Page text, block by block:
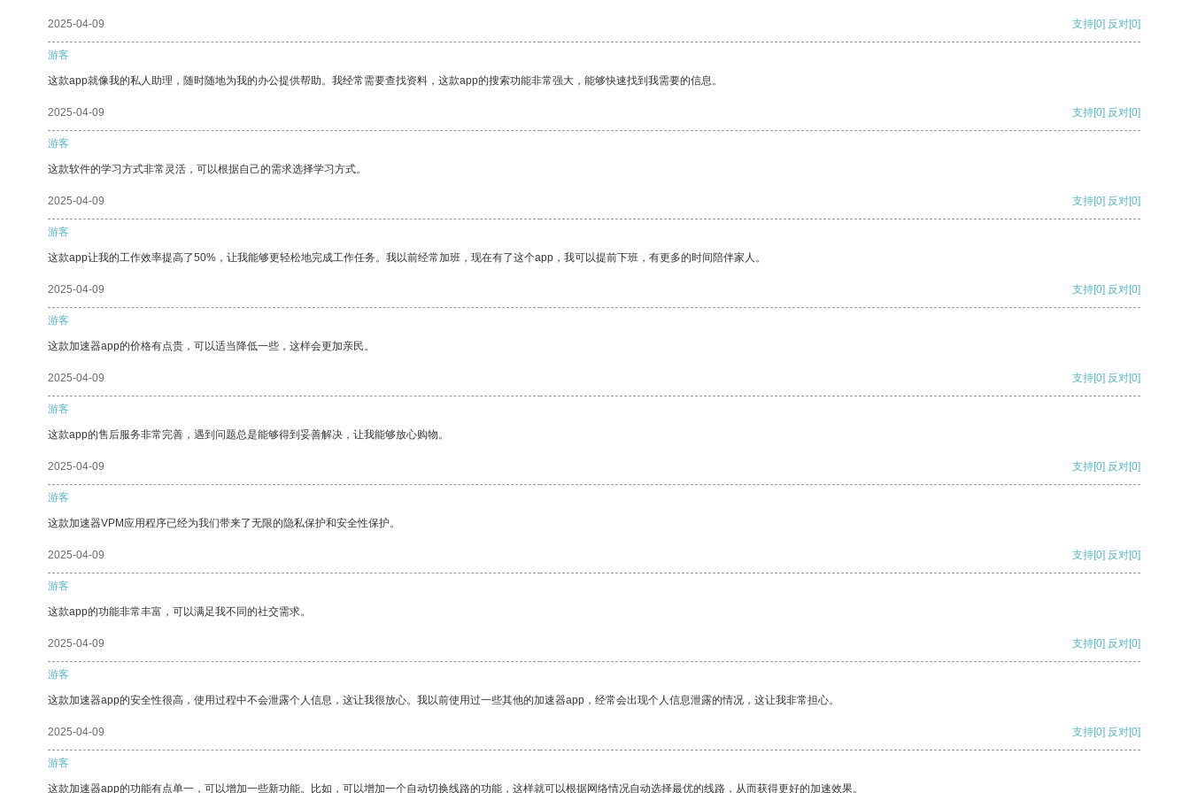
2025-04-09 支持[0] 反对[0]
游客
这款app就像我的私人助理，随时随地为我的办公提供帮助。我经常需要查找资料，这款app的搜索功能非常强大，能够快速找到我需要的信息。
2025-04-09 支持[0] 反对[0]
游客
这款软件的学习方式非常灵活，可以根据自己的需求选择学习方式。
2025-04-09 支持[0] 反对[0]
游客
这款app让我的工作效率提高了50%，让我能够更轻松地完成工作任务。我以前经常加班，现在有了这个app，我可以提前下班，有更多的时间陪伴家人。
2025-04-09 支持[0] 反对[0]
游客
这款加速器app的价格有点贵，可以适当降低一些，这样会更加亲民。
2025-04-09 支持[0] 反对[0]
游客
这款app的售后服务非常完善，遇到问题总是能够得到妥善解决，让我能够放心购物。
2025-04-09 支持[0] 反对[0]
游客
这款加速器VPM应用程序已经为我们带来了无限的隐私保护和安全性保护。
2025-04-09 支持[0] 反对[0]
游客
这款app的功能非常丰富，可以满足我不同的社交需求。
2025-04-09 支持[0] 反对[0]
游客
这款加速器app的安全性很高，使用过程中不会泄露个人信息，这让我很放心。我以前使用过一些其他的加速器app，经常会出现个人信息泄露的情况，这让我非常担心。
2025-04-09 支持[0] 反对[0]
游客
这款加速器app的功能有点单一，可以增加一些新功能。比如，可以增加一个自动切换线路的功能，这样就可以根据网络情况自动选择最优的线路，从而获得更好的加速效果。